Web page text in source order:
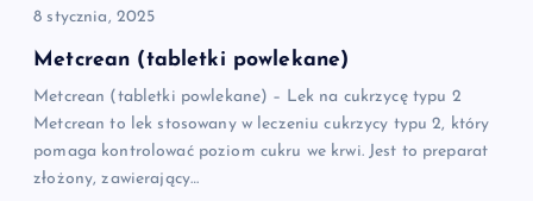
s
u
8 stycznia, 2025
Metcrean (tabletki powlekane)
Metcrean (tabletki powlekane) – Lek na cukrzycę typu 2
Metcrean to lek stosowany w leczeniu cukrzycy typu 2, który
pomaga kontrolować poziom cukru we krwi. Jest to preparat
złożony, zawierający…